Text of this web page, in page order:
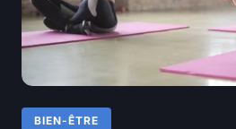
BIEN-ÊTRE